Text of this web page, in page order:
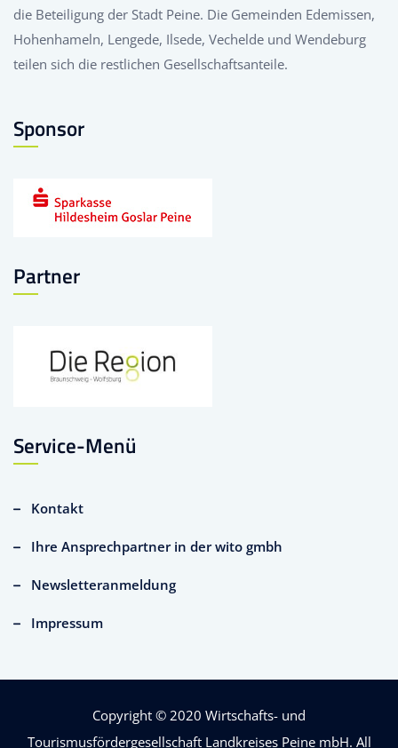
die Beteiligung der Stadt Peine. Die Gemeinden Edemissen,
Hohenhameln, Lengede, Ilsede, Vechelde und Wendeburg
teilen sich die restlichen Gesellschaftsanteile.
Sponsor
Partner
Service-Menü
Kontakt
Ihre Ansprechpartner in der wito gmbh
Newsletteranmeldung
Impressum
Copyright © 2020 Wirtschafts- und
Tourismusfördergesellschaft Landkreises Peine mbH. All